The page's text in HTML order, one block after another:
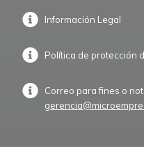
Información Legal
Política de protección
Correo para fines o